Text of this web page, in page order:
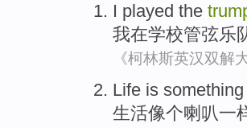
I played the
我在学校管弦乐
《柯林斯英汉双解
Life is
生活像个喇叭一